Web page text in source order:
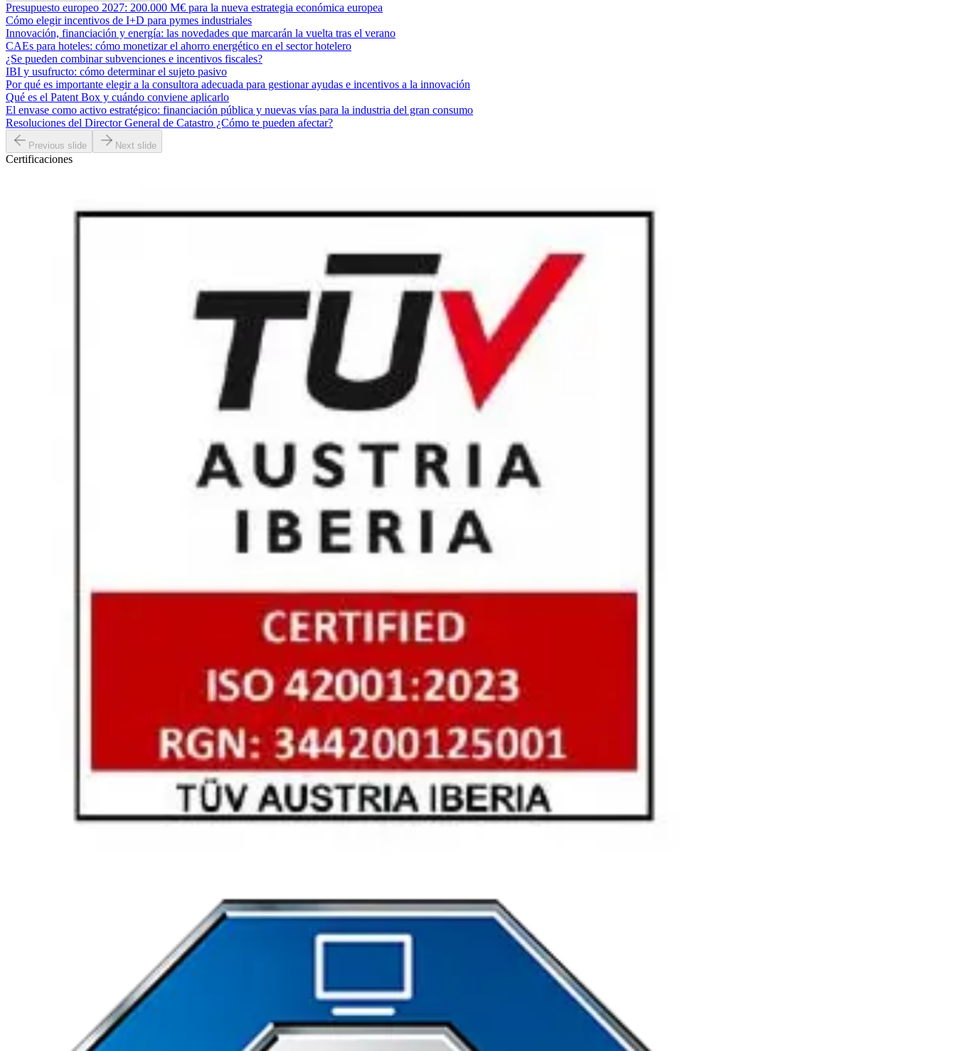
Presupuesto europeo 2027: 200.000 M€ para la nueva estrategia económica europea
Cómo elegir incentivos de I+D para pymes industriales
Innovación, financiación y energía: las novedades que marcarán la vuelta tras el verano
CAEs para hoteles: cómo monetizar el ahorro energético en el sector hotelero
¿Se pueden combinar subvenciones e incentivos fiscales?
IBI y usufructo: cómo determinar el sujeto pasivo
Por qué es importante elegir a la consultora adecuada para gestionar ayudas e incentivos a la innovación
Qué es el Patent Box y cuándo conviene aplicarlo
El envase como activo estratégico: financiación pública y nuevas vías para la industria del gran consumo
Resoluciones del Director General de Catastro ¿Cómo te pueden afectar?
Previous slide Next slide
Certificaciones